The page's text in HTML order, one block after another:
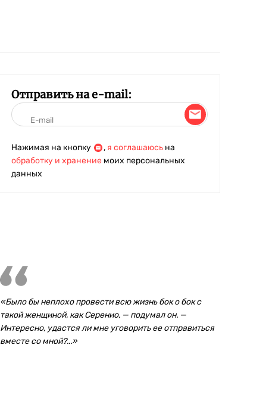
Отправить на e-mail:
Нажимая на кнопку , я соглашаюсь на
обработку и хранение моих персональных
данных
«Было бы неплохо провести всю жизнь бок о бок с
такой женщиной, как Серенио, — подумал он. —
Интересно, удастся ли мне уговорить ее отправиться
вместе со мной?...»